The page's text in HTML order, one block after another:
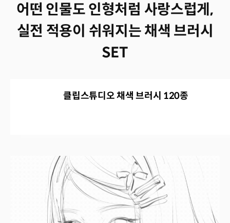
어떤 인물도 인형처럼 사랑스럽게,
실전 적용이 쉬워지는 채색 브러시
SET
클립스튜디오 채색 브러시 120종